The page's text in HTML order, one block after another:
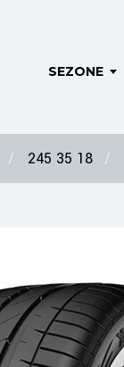
SEZONE
245 35 18